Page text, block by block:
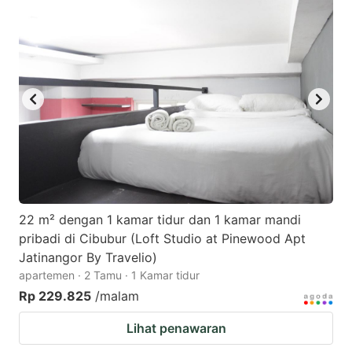
22 m² dengan 1 kamar tidur dan 1 kamar mandi
pribadi di Cibubur (Loft Studio at Pinewood Apt
Jatinangor By Travelio)
apartemen · 2 Tamu · 1 Kamar tidur
Rp 229.825 /malam
Lihat penawaran